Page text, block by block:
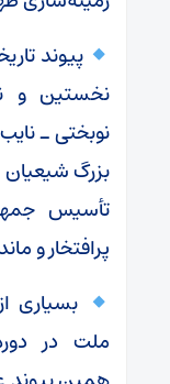
پیوند
نخستین و
نوبختی ـ
بزرگ شیعیان
تأسیس
پرافتخار و
بسیاری
ملت در